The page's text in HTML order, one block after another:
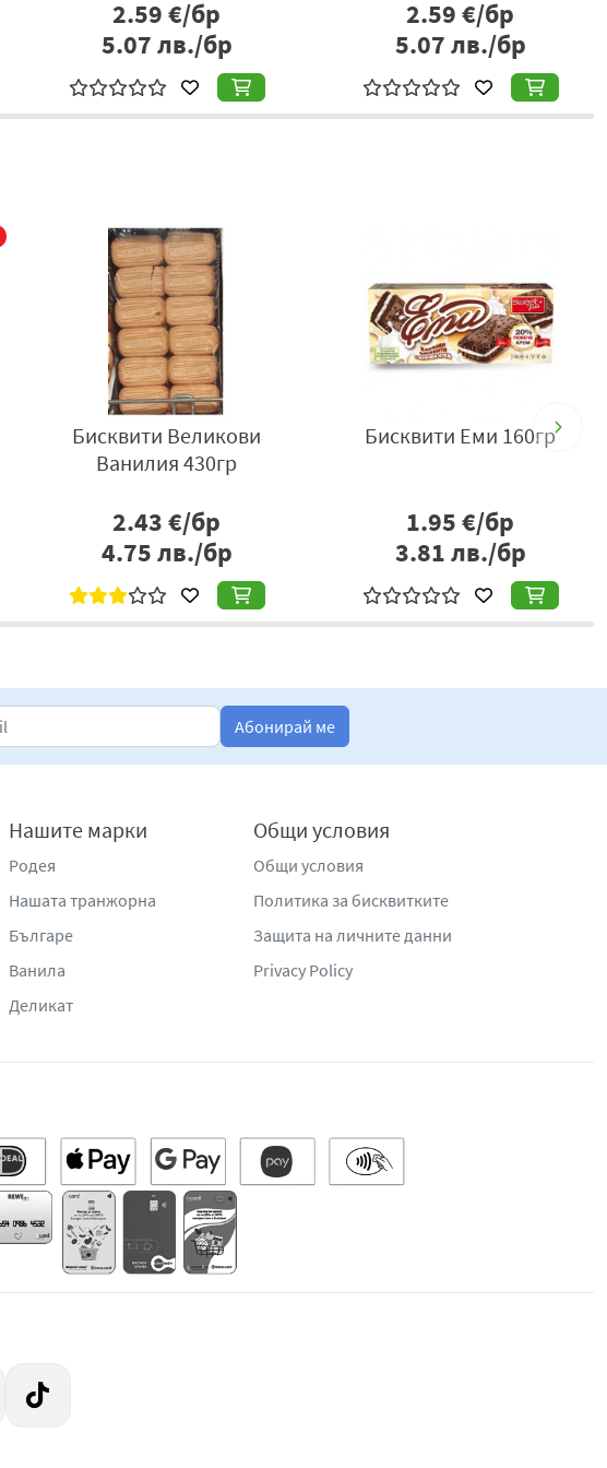
2.59€/бр
5.07лв./бр
2.59€/бр
5.07лв./бр
Бисквити Великови
Ванилия 430гр
2.43€/бр
4.75лв./бр
Бисквити Еми 160гр
1.95€/бр
3.81лв./бр
Абонирай ме
Нашите марки
Родея
Нашата транжорна
Българе
Ванила
Деликат
Общи условия
Общи условия
Политика за бисквитките
Защита на личните данни
Privacy Policy